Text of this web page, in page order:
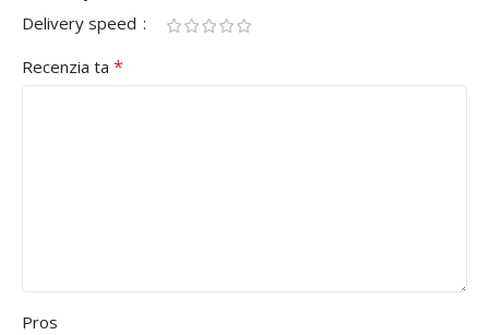
Delivery speed
Recenzia ta *
Pros